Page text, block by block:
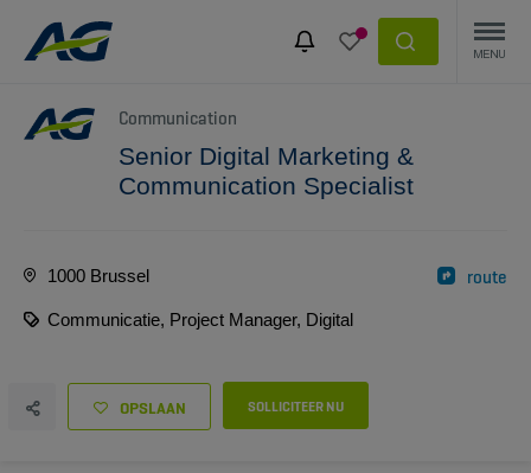
Communication
Senior Digital Marketing &
Communication Specialist
OPSLAAN SOLLICITEER NU
1000 Brussel route
Communicatie, Project Manager, Digital